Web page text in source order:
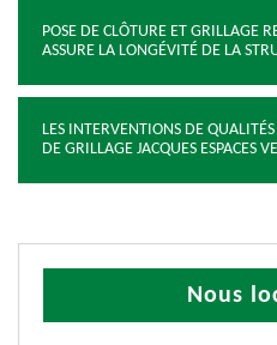
POSE DE CLÔTURE ET GRILLAGE
ASSURE LA LONGÉVITÉ DE LA
LES INTERVENTIONS DE QUALITÉS
DE GRILLAGE JACQUES ESPACES
Nous